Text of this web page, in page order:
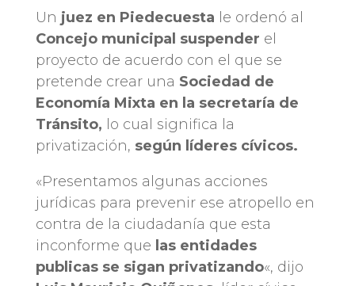
Un juez en Piedecuesta le ordenó al
Concejo municipal suspender el
proyecto de acuerdo con el que se
pretende crear una Sociedad de
Economía Mixta en la secretaría de
Tránsito, lo cual significa la
privatización, según líderes cívicos.
«Presentamos algunas acciones
jurídicas para prevenir ese atropello en
contra de la ciudadanía que esta
inconforme que las entidades
publicas se sigan privatizando«, dijo